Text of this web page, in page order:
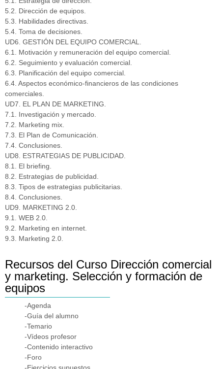
5.2. Dirección de equipos.
5.3. Habilidades directivas.
5.4. Toma de decisiones.
UD6. GESTIÓN DEL EQUIPO COMERCIAL.
6.1. Motivación y remuneración del equipo comercial.
6.2. Seguimiento y evaluación comercial.
6.3. Planificación del equipo comercial.
6.4. Aspectos económico-financieros de las condiciones
comerciales.
UD7. EL PLAN DE MARKETING.
7.1. Investigación y mercado.
7.2. Marketing mix.
7.3. El Plan de Comunicación.
7.4. Conclusiones.
UD8. ESTRATEGIAS DE PUBLICIDAD.
8.1. El briefing.
8.2. Estrategias de publicidad.
8.3. Tipos de estrategias publicitarias.
8.4. Conclusiones.
UD9. MARKETING 2.0.
9.1. WEB 2.0.
9.2. Marketing en internet.
9.3. Marketing 2.0.
Recursos del Curso Dirección comercial
y marketing. Selección y formación de
equipos
-Agenda
-Guía del alumno
-Temario
-Vídeos profesor
-Contenido interactivo
-Foro
-Ejercicios supuestos